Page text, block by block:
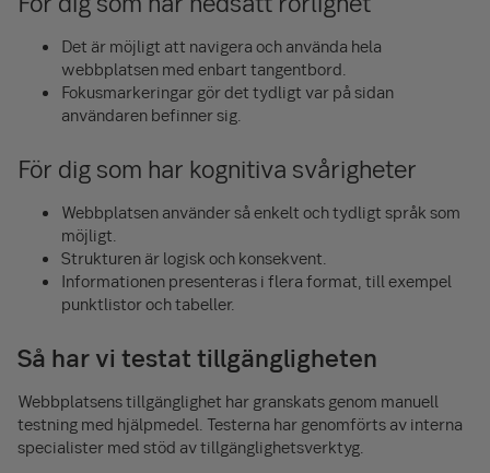
Det är möjligt att navigera och använda hela
webbplatsen med enbart tangentbord.
Fokusmarkeringar gör det tydligt var på sidan
användaren befinner sig.
För dig som har kognitiva svårigheter
Webbplatsen använder så enkelt och tydligt språk som
möjligt.
Strukturen är logisk och konsekvent.
Informationen presenteras i flera format, till exempel
punktlistor och tabeller.
Så har vi testat tillgängligheten
Webbplatsens tillgänglighet har granskats genom manuell
testning med hjälpmedel. Testerna har genomförts av interna
specialister med stöd av tillgänglighetsverktyg.